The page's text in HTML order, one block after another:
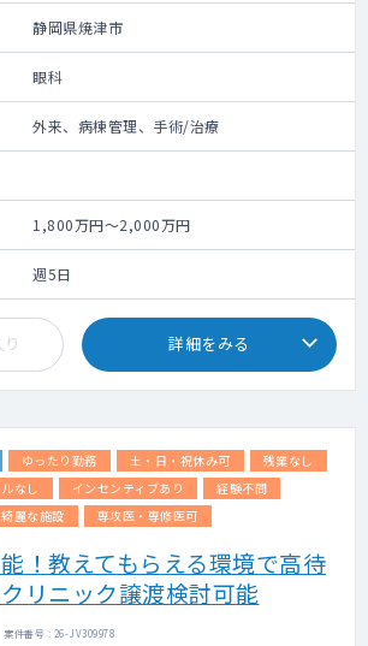
静岡県焼津市
眼科
外来、病棟管理、手術/治療
1,800万円～2,000万円
週5日
詳細をみる
ゆったり勤務 土・日・祝休み可
残業なし
なし インセンティブあり
経験不問
綺麗な施設 専攻医・専修医可
！教えてもらえる環境で高待
リニック譲渡検討可能
件番号 : 26-JV309978